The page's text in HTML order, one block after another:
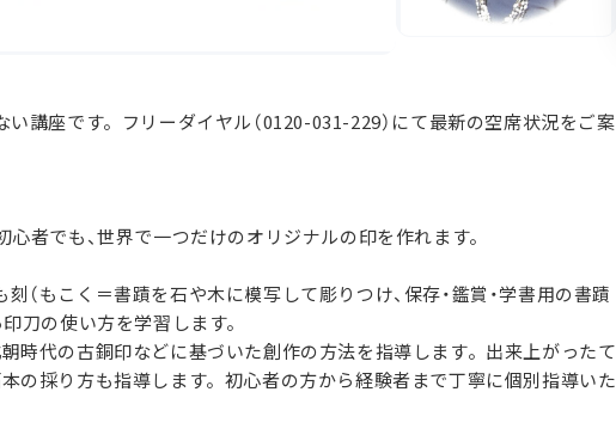
講座です。フリーダイヤル（0120-031-229）にて最新の空席状況をご案
心者でも、世界で一つだけのオリジナルの印を作れます。
（もこく＝書蹟を石や木に模写して彫りつけ、保存・鑑賞・学書用の書蹟
刀の使い方を学習します。
時代の古銅印などに基づいた創作の方法を指導します。出来上がったて
の採り方も指導します。初心者の方から経験者まで丁寧に個別指導いた